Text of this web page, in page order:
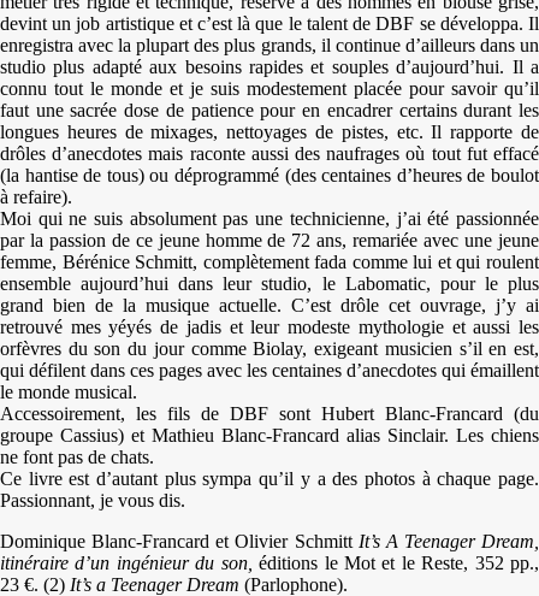
devint un job artistique et c’est là que le talent de DBF se développa. Il
enregistra avec la plupart des plus grands, il continue d’ailleurs dans un
studio plus adapté aux besoins rapides et souples d’aujourd’hui. Il a
connu tout le monde et je suis modestement placée pour savoir qu’il
faut une sacrée dose de patience pour en encadrer certains durant les
longues heures de mixages, nettoyages de pistes, etc. Il rapporte de
drôles d’anecdotes mais raconte aussi des naufrages où tout fut effacé
(la hantise de tous) ou déprogrammé (des centaines d’heures de boulot
à refaire).
Moi qui ne suis absolument pas une technicienne, j’ai été passionnée
par la passion de ce jeune homme de 72 ans, remariée avec une jeune
femme, Bérénice Schmitt, complètement fada comme lui et qui roulent
ensemble aujourd’hui dans leur studio, le Labomatic, pour le plus
grand bien de la musique actuelle. C’est drôle cet ouvrage, j’y ai
retrouvé mes yéyés de jadis et leur modeste mythologie et aussi les
orfèvres du son du jour comme Biolay, exigeant musicien s’il en est,
qui défilent dans ces pages avec les centaines d’anecdotes qui émaillent
le monde musical.
Accessoirement, les fils de DBF sont Hubert Blanc-Francard (du
groupe Cassius) et Mathieu Blanc-Francard alias Sinclair. Les chiens
ne font pas de chats.
Ce livre est d’autant plus sympa qu’il y a des photos à chaque page.
Passionnant, je vous dis.
Dominique Blanc-Francard et Olivier Schmitt It’s A Teenager Dream,
itinéraire d’un ingénieur du son, éditions le Mot et le Reste, 352 pp.,
23 €. (2) It’s a Teenager Dream (Parlophone).